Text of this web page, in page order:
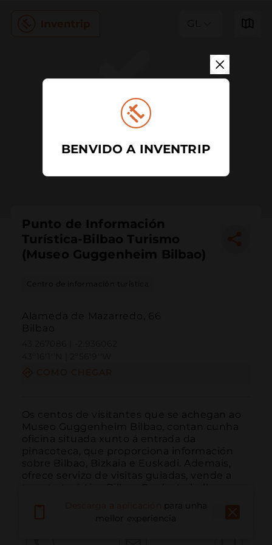
GL
Punto de Información
Turística-Bilbao Turismo
(Museo Guggenheim Bilbao)
Centro de información turística
Alameda de Mazarredo, 66
Bilbao
Os centos de visitantes que se achegan ao
Museo Guggenheim Bilbao, contan cunha
oficina situada xunto á entrada da
pinacoteca, que proporciona información
sobre Bilbao, Bizkaia e Euskadi. Ademais,
ofrece servizo de visitas guiadas, vende a
tarxeta turística Bilbao Card e traballa en
para unha
mellor experiencia
BENVIDO A INVENTRIP